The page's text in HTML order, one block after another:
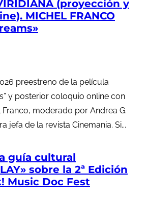
(proyección y
MICHEL FRANCO
preestreno de la película
y posterior coloquio online con
moderado por Andrea G.
jefa de la revista Cinemania. Si...
guía cultural
sobre la 2ª Edición
Music Doc Fest